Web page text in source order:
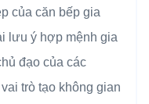
của căn bếp gia
lưu ý hợp mệnh gia
đạo của các
trò tạo không gian